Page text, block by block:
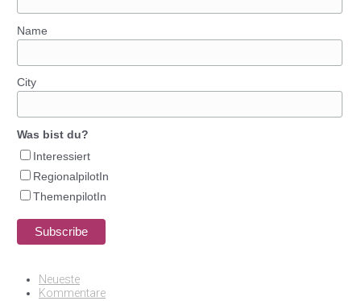
Name
City
Was bist du?
Interessiert
RegionalpilotIn
ThemenpilotIn
Neueste
Kommentare